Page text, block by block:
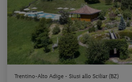
Trentino-Alto Adige - Siusi allo Sciliar (BZ)